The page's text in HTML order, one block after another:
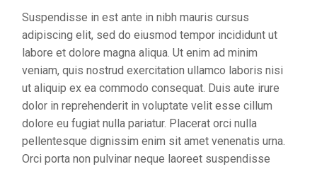
Suspendisse in est ante in nibh mauris cursus
adipiscing elit, sed do eiusmod tempor incididunt ut
labore et dolore magna aliqua. Ut enim ad minim
veniam, quis nostrud exercitation ullamco laboris nisi
ut aliquip ex ea commodo consequat. Duis aute irure
dolor in reprehenderit in voluptate velit esse cillum
dolore eu fugiat nulla pariatur. Placerat orci nulla
pellentesque dignissim enim sit amet venenatis urna.
Orci porta non pulvinar neque laoreet suspendisse